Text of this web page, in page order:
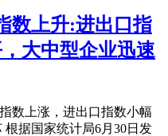
数上升:进出口指
大中型企业迅速
数上涨，进出口指数小幅
据国家统计局6月30日发